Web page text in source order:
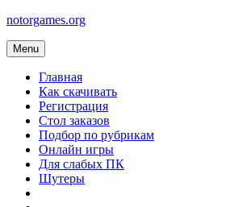
Skip
content
notorgames.org
Menu
Главная
Как скачивать
Регистрация
Стол заказов
Подбор по рубрикам
Онлайн игры
Для слабых ПК
Шутеры